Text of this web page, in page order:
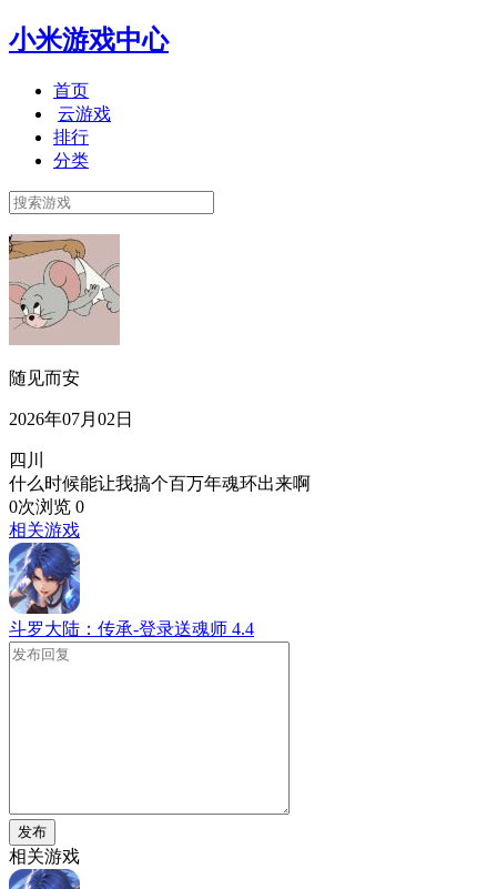
小米游戏中心
首页
云游戏
排行
分类
随见而安
2026年07月02日
四川
什么时候能让我搞个百万年魂环出来啊
0次浏览 0
相关游戏
斗罗大陆：传承-登录送魂师 4.4
发布
相关游戏